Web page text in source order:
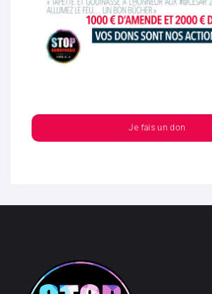
Je fais un don